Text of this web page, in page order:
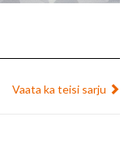
Vaata ka teisi sarju